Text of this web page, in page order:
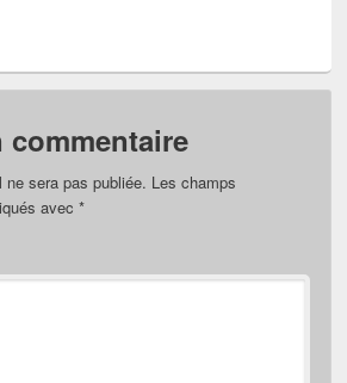
commentaire
ne sera pas publiée. Les champs
avec*